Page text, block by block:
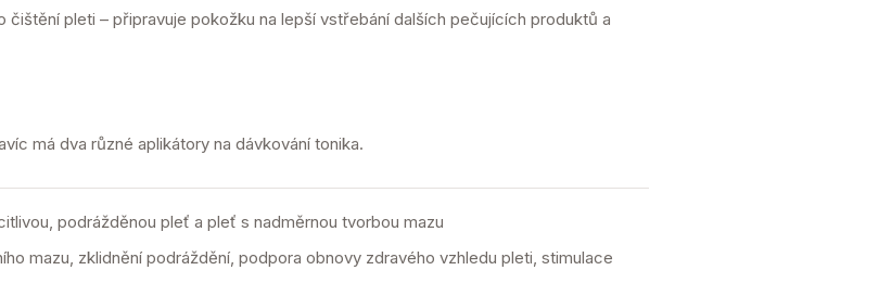
čištění pleti – připravuje pokožku na lepší vstřebání dalších pečujících produktů a
má dva různé aplikátory na dávkování tonika.
podrážděnou pleť a pleť s nadměrnou tvorbou mazu
mazu, zklidnění podráždění, podpora obnovy zdravého vzhledu pleti, stimulace